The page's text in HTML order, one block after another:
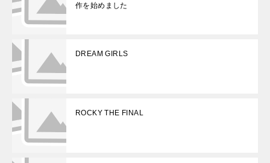
作を始めました
DREAM GIRLS
ROCKY THE FINAL